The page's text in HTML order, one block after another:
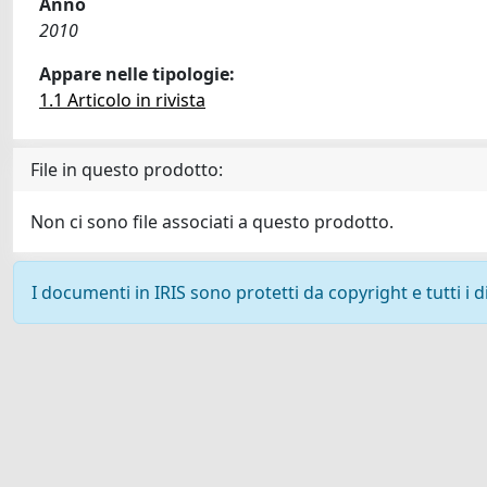
2010
Appare nelle tipologie:
1.1 Articolo in rivista
File in questo prodotto:
Non ci sono file associati a questo prodotto.
I documenti in IRIS sono protetti da copyright e tutti i